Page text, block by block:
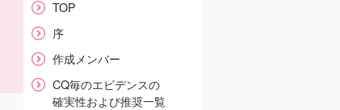
TOP
序
作成メンバー
CQ毎のエビデンスの
確実性および推奨一覧